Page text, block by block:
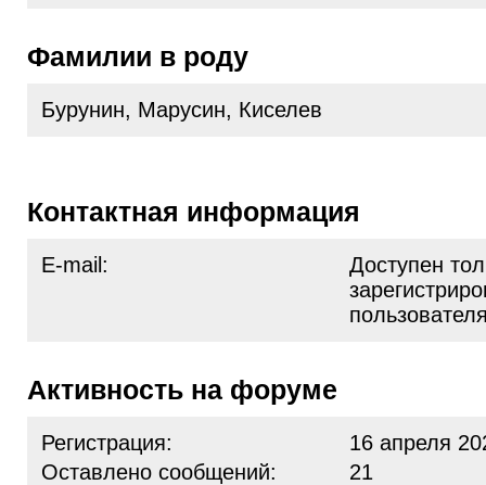
Фамилии в роду
Бурунин, Марусин, Киселев
Контактная информация
E-mail:
Доступен
Активность на форуме
Регистрация:
16 апреля
Оставлено сообщений:
21